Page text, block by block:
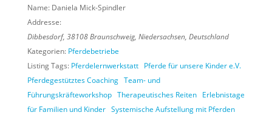
Name: Daniela Mick-Spindler
Addresse:
Dibbesdorf, 38108Braunschweig, Niedersachsen, Deutschland
Kategorien: Pferdebetriebe
Listing Tags: Pferdelernwerkstatt Pferde für unsere Kinder e.V.
Pferdegestütztes Coaching Team- und
Führungskräfteworkshop Therapeutisches Reiten Erlebnistage
für Familien und Kinder Systemische Aufstellung mit Pferden